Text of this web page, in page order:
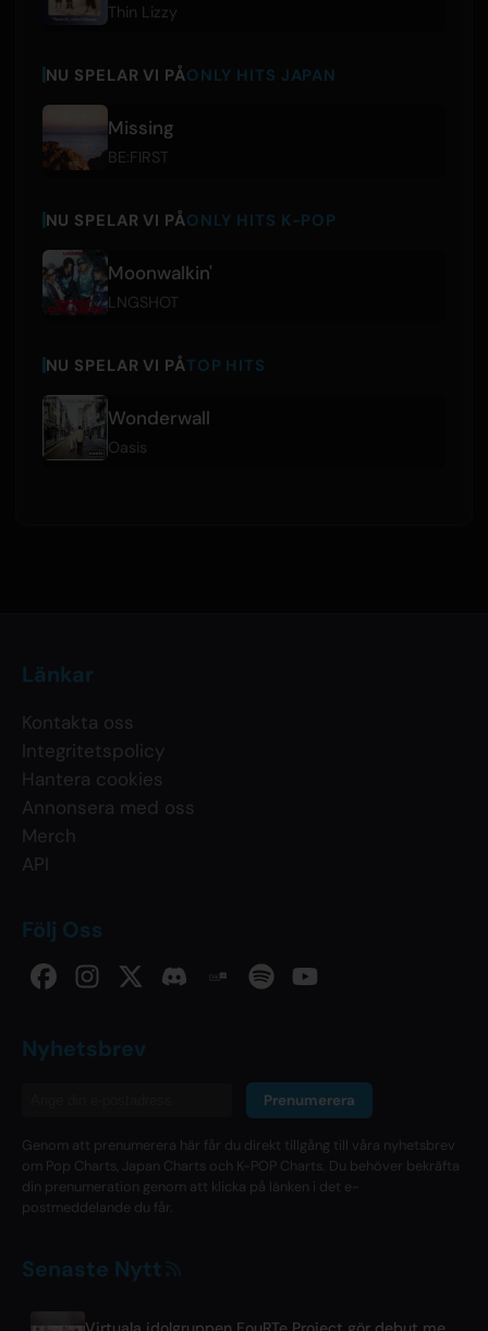
Thin Lizzy
NU SPELAR VI PÅONLY HITS JAPAN
Missing
BE:FIRST
NU SPELAR VI PÅONLY HITS K-POP
Moonwalkin'
LNGSHOT
NU SPELAR VI PÅTOP HITS
Wonderwall
Oasis
Länkar
Kontakta oss
Integritetspolicy
Hantera cookies
Annonsera med oss
Merch
API
Följ Oss
Nyhetsbrev
Prenumerera
Genom att prenumerera här får du direkt tillgång till våra nyhetsbrev
om Pop Charts, Japan Charts och K-POP Charts. Du behöver bekräfta
din prenumeration genom att klicka på länken i det e-
postmeddelande du får.
Senaste Nytt